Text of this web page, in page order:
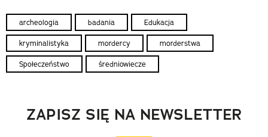
archeologia badania Edukacja
kryminalistyka mordercy morderstwa
Społeczeństwo średniowiecze
ZAPISZ SIĘ NA NEWSLETTER